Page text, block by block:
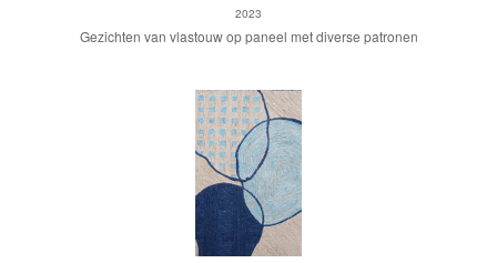
2023
Gezichten van vlastouw op paneel met diverse patronen